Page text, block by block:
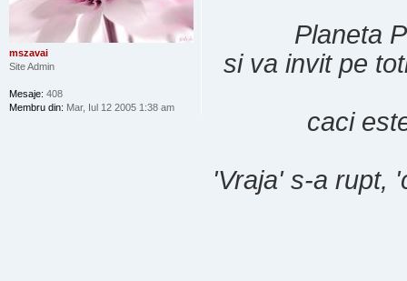
Planeta
si va invit pe
caci
'Vraja' s-a rupt,
mszavai
Site Admin
Mesaje: 408
Membru din: Mar, Iul 12 2005 1:38 am